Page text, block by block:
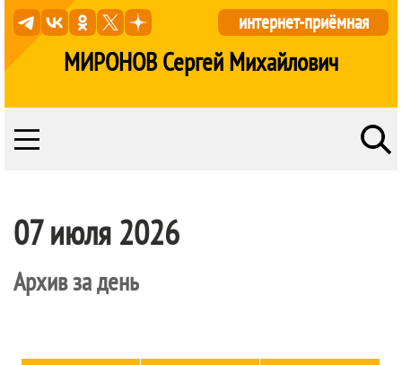
МИРОНОВ Сергей Михайлович
интернет-приёмная
07 июля 2026
Архив за день